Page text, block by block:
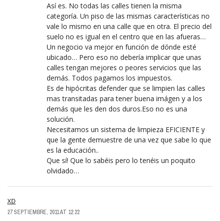
Así es. No todas las calles tienen la misma
categoría. Un piso de las mismas características no
vale lo mismo en una calle que en otra. El precio del
suelo no es igual en el centro que en las afueras…
Un negocio va mejor en función de dónde esté
ubicado… Pero eso no debería implicar que unas
calles tengan mejores o peores servicios que las
demás. Todos pagamos los impuestos.
Es de hipócritas defender que se limpien las calles
mas transitadas para tener buena imágen y a los
demás que les den dos duros.Eso no es una
solución.
Necesitamos un sistema de limpieza EFICIENTE y
que la gente demuestre de una vez que sabe lo que
es la educación..
Que sí! Que lo sabéis pero lo tenéis un poquito
olvidado…
XD
27 SEPTIEMBRE, 2011 AT 12:22